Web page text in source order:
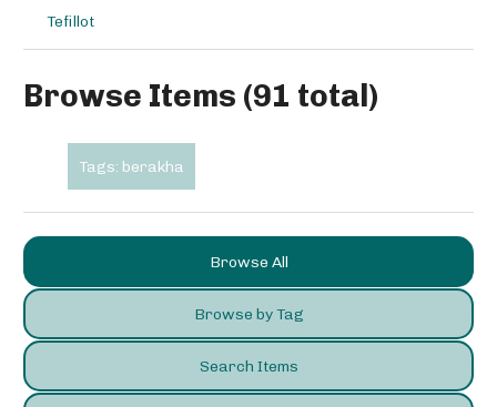
Tefillot
Browse Items (91 total)
Tags: berakha
Browse All
Browse by Tag
Search Items